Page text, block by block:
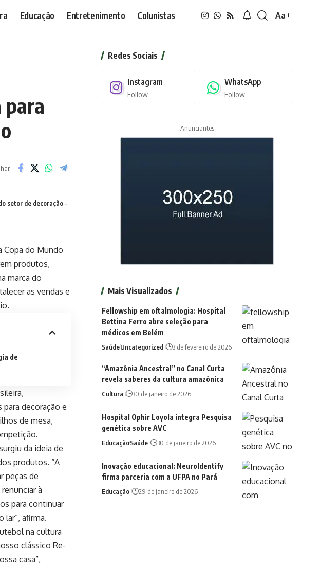
Educação Entretenimento Colunistas
Font
Aa
para
setor de decoração -
Copa do Mundo
produtos,
marca do
as vendas e
de
decoração e
de mesa,
da ideia de
produtos. “A
peças de
à
para continuar
lar”, afirma.
na cultura
clássico Re-
casa”,
Redes Sociais
Instagram
Follow
WhatsApp
Follow
- Anunciantes -
Mais Visualizados
Fellowship em oftalmologia: Hospital
Bettina Ferro abre seleção para
médicos em Belém
SaúdeUncategorized 3 de fevereiro de 2026
“Amazônia Ancestral” no Canal Curta
revela saberes da cultura amazônica
Cultura 30 de janeiro de 2026
Hospital Ophir Loyola integra Pesquisa
genética sobre AVC
EducaçãoSaúde 30 de janeiro de 2026
Inovação educacional: NeuroIdentify
firma parceria com a UFPA no Pará
Educação 29 de janeiro de 2026